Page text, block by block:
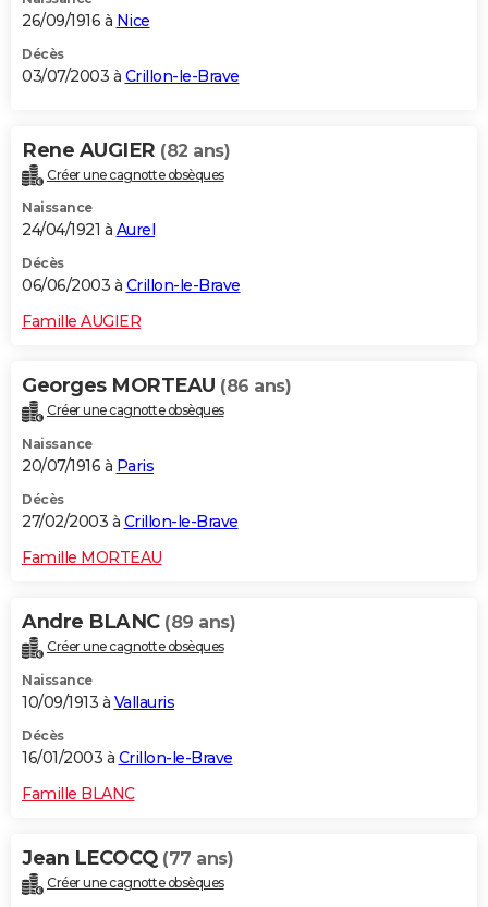
26/09/1916 à Nice
Décès
03/07/2003 à Crillon-le-Brave
Rene AUGIER (82 ans)
Créer une cagnotte obsèques
Naissance
24/04/1921 à Aurel
Décès
06/06/2003 à Crillon-le-Brave
Famille AUGIER
Georges MORTEAU (86 ans)
Créer une cagnotte obsèques
Naissance
20/07/1916 à Paris
Décès
27/02/2003 à Crillon-le-Brave
Famille MORTEAU
Andre BLANC (89 ans)
Créer une cagnotte obsèques
Naissance
10/09/1913 à Vallauris
Décès
16/01/2003 à Crillon-le-Brave
Famille BLANC
Jean LECOCQ (77 ans)
Créer une cagnotte obsèques